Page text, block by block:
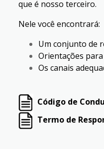
que é nosso terceiro.
Nele você encontrará:
Um conjunto de
Orientações
Os canais
Código de
Termo de